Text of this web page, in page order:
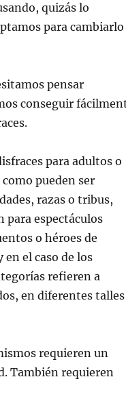
quizás lo
para cambiarlo
pensar
conseguir
para adultos o
pueden ser
razas o tribus,
para espectáculos
o héroes de
el caso de los
refieren a
en diferentes
requieren un
También requieren